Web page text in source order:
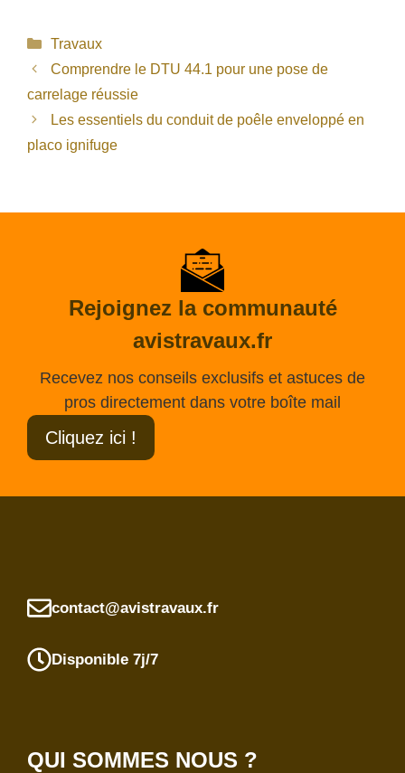
Catégories
Travaux
Comprendre le DTU 44.1 pour une pose de
carrelage réussie
Les essentiels du conduit de poêle enveloppé en
placo ignifuge
Rejoignez la communauté
avistravaux.fr
Recevez nos conseils exclusifs et astuces de
pros directement dans votre boîte mail
Cliquez ici !
contact@avistravaux.fr
Disponible 7j/7
QUI SOMMES NOUS ?